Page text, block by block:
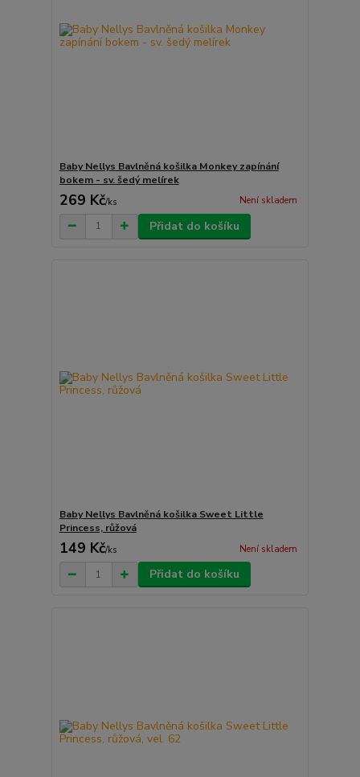
Baby Nellys Bavlněná košilka Monkey zapínání
bokem - sv. šedý melírek
269 Kč/ks Není skladem
Přidat do košíku
Baby Nellys Bavlněná košilka Sweet Little
Princess, růžová
149 Kč/ks Není skladem
Přidat do košíku